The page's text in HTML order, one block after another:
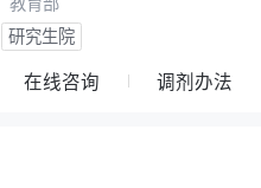
研究生院
在线咨询 调剂办法